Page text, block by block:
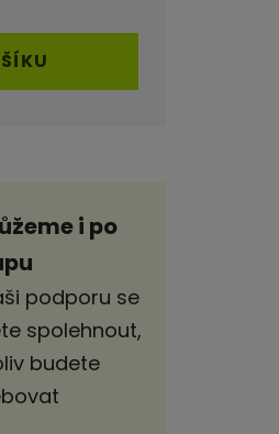
i po
podporu se
spolehnout,
budete